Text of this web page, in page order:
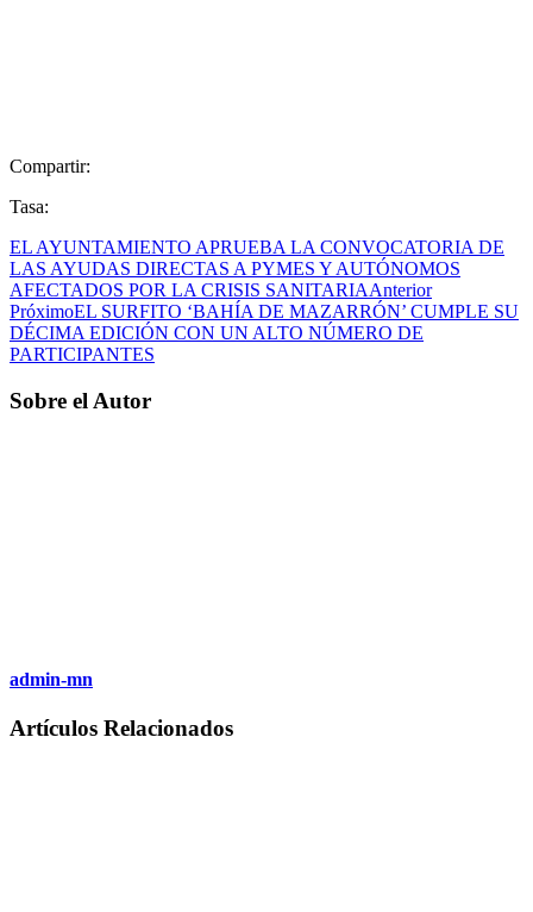
Compartir:
Tasa:
EL AYUNTAMIENTO APRUEBA LA CONVOCATORIA DE
LAS AYUDAS DIRECTAS A PYMES Y AUTÓNOMOS
AFECTADOS POR LA CRISIS SANITARIAAnterior
PróximoEL SURFITO ‘BAHÍA DE MAZARRÓN’ CUMPLE SU
DÉCIMA EDICIÓN CON UN ALTO NÚMERO DE
PARTICIPANTES
Sobre el Autor
admin-mn
Artículos Relacionados